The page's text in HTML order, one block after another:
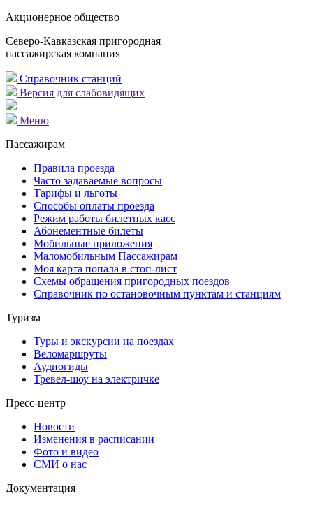
Акционерное общество
Северо-Кавказская пригородная
пассажирская компания
Справочник станций
Версия для слабовидящих
Меню
Пассажирам
Правила проезда
Часто задаваемые вопросы
Тарифы и льготы
Способы оплаты проезда
Режим работы билетных касс
Абонементные билеты
Мобильные приложения
Маломобильным Пассажирам
Моя карта попала в стоп-лист
Cхемы обращения пригородных поездов
Справочник по остановочным пунктам и станциям
Туризм
Туры и экскурсии на поездах
Веломаршруты
Аудиогиды
Тревел-шоу на электричке
Пресс-центр
Новости
Изменения в расписании
Фото и видео
СМИ о нас
Документация